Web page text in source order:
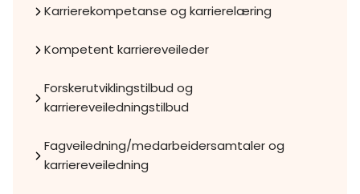
Karrierekompetanse og karrierelæring
Kompetent karriereveileder
Forskerutviklingstilbud og
karriereveiledningstilbud
Fagveiledning/medarbeidersamtaler og
karriereveiledning